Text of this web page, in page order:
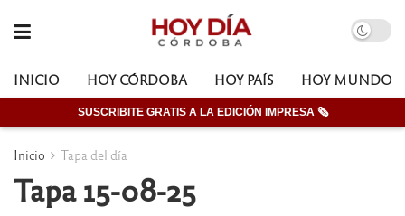
INICIO HOY CÓRDOBA HOY PAÍS HOY MUNDO
SUSCRIBITE GRATIS A LA EDICIÓN IMPRESA 🗞
Inicio Tapa del día
Tapa 15-08-25